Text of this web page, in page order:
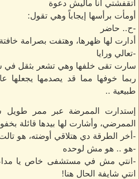
اتقفشتي أنا ماليش دعوة
أومأت برأسها إيجاباً وهي تقول:
-ح.. حاضر
أدارت لها ظهرها، وهتفت بصرامة
-تعالي ورايا
سارت تقى خلفها وهي تشعر بثقل في
ربما خوفها مما قد يصدمها يجعلها
طبيعية ..
إستدارت الممرضة عبر ممر
الممرضي، وأشارت لها بيدها قائلة
-أخر الطرقة دي هتلاقي أوضته، هو
-هو .. هو مش لوحده
-انتي مش في مستشفى خاص يا
انتي شايفة الحال هنا!